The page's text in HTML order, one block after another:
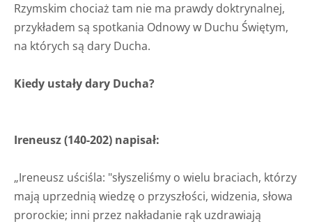
Rzymskim chociaż tam nie ma prawdy doktrynalnej,
przykładem są spotkania Odnowy w Duchu Świętym,
na których są dary Ducha.
Kiedy ustały dary Ducha?
Ireneusz (140-202) napisał:
„Ireneusz uściśla: "słyszeliśmy o wielu braciach, którzy
mają uprzednią wiedzę o przyszłości, widzenia, słowa
prorockie; inni przez nakładanie rąk uzdrawiają